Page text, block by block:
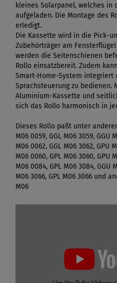
kleines Solarpanel, welches
aufgeladen. Die Montage des
erledigt.
Die Kassette wird in die Pick-
Zubehörträger am
werden die Seitenschienen
Rollo einsatzbereit. Zudem kann
Smart-Home-System integriert
Sprachsteuerung zu bedienen.
Aluminium-Kassette und
sich das Rollo harmonisch in
Dieses Rollo paßt unter
M06 0059, GGL M06 3059, GGU
M06 0062, GGL M06 3062, GPU
M06 0060, GPL M06 3060, GPU
M06 0084, GPL M06 3084, GGU
M06 3066, GPL M06 3066 und
M06